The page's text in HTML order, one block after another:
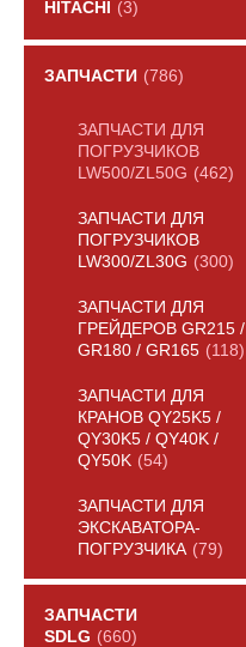
HITACHI
(3)
ЗАПЧАСТИ (786)
ЗАПЧАСТИ ДЛЯ
ПОГРУЗЧИКОВ
LW500/ZL50G (462)
ЗАПЧАСТИ ДЛЯ
ПОГРУЗЧИКОВ
LW300/ZL30G (300)
ЗАПЧАСТИ ДЛЯ
ГРЕЙДЕРОВ GR215 /
GR180 / GR165 (118)
ЗАПЧАСТИ ДЛЯ
КРАНОВ QY25K5 /
QY30K5 / QY40K /
QY50K (54)
ЗАПЧАСТИ ДЛЯ
ЭКСКАВАТОРА-
ПОГРУЗЧИКА (79)
ЗАПЧАСТИ
SDLG (660)